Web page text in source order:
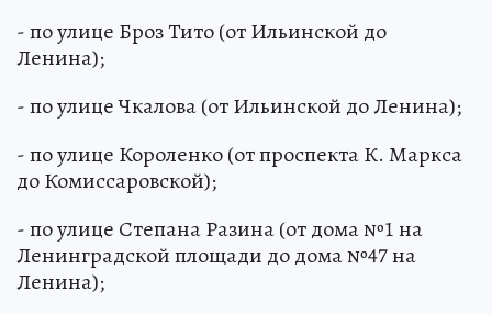
- по улице Броз Тито (от Ильинской до
Ленина);
- по улице Чкалова (от Ильинской до Ленина);
- по улице Короленко (от проспекта К. Маркса
до Комиссаровской);
- по улице Степана Разина (от дома №1 на
Ленинградской площади до дома №47 на
Ленина);